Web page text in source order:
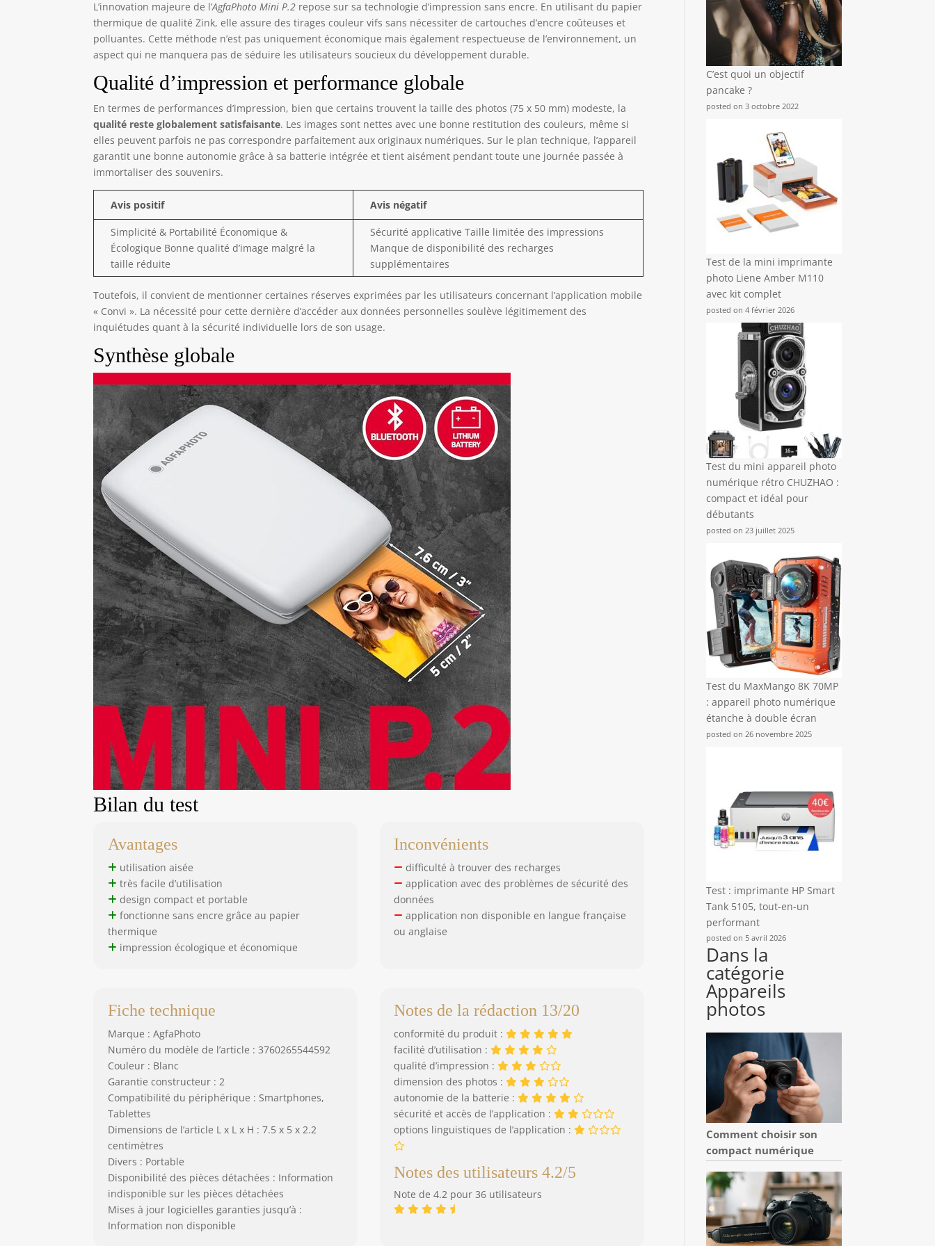
photos ne disparaîtront pas et resteront intactes avec le temps.
[Bricolez vos photos avec l'APP Liene] Vous pouvez explorer de
nombreuses fonctions sur l'application Liene, telles que
l'amélioration, les filtres, les cadres, etc. Avec amélioration et filtres,
vous pouvez changer la couleur et l’ambiance de vos photos. Avec
les cadres, vous pouvez écrire dans l'espace vide de la photo. Faites
preuve d'imagination et créez votre propre album photo avec
l'imprimante photo Liene. Remarque : les photos peuvent être
imprimées qu' à travers de l'application Liene.
L’innovation majeure de l’AgfaPhoto Mini P.2 repose sur sa technologie d’impression sans encre. En utilisant du papier
thermique de qualité Zink, elle assure des tirages couleur vifs sans nécessiter de cartouches d’encre coûteuses et
polluantes. Cette méthode n’est pas uniquement économique mais également respectueuse de l’environnement, un
aspect qui ne manquera pas de séduire les utilisateurs soucieux du développement durable.
Qualité d’impression et performance globale
En termes de performances d’impression, bien que certains trouvent la taille des photos (75 x 50 mm) modeste, la
qualité reste globalement satisfaisante. Les images sont nettes avec une bonne restitution des couleurs, même si
elles peuvent parfois ne pas correspondre parfaitement aux originaux numériques. Sur le plan technique, l’appareil
garantit une bonne autonomie grâce à sa batterie intégrée et tient aisément pendant toute une journée passée à
immortaliser des souvenirs.
Avis positif Avis négatif
Simplicité & Portabilité Économique &
Écologique Bonne qualité d’image malgré la
taille réduite
Sécurité applicative Taille limitée des impressions
Manque de disponibilité des recharges
supplémentaires
Toutefois, il convient de mentionner certaines réserves exprimées par les utilisateurs concernant l’application mobile
« Convi ». La nécessité pour cette dernière d’accéder aux données personnelles soulève légitimement des
inquiétudes quant à la sécurité individuelle lors de son usage.
Synthèse globale
Bilan du test
Avantages
utilisation aisée
très facile d’utilisation
design compact et portable
fonctionne sans encre grâce au papier
thermique
impression écologique et économique
Inconvénients
difficulté à trouver des recharges
application avec des problèmes de sécurité des
données
application non disponible en langue française
ou anglaise
Fiche technique
Marque : AgfaPhoto
Numéro du modèle de l’article : 3760265544592
Couleur : Blanc
Garantie constructeur : 2
Compatibilité du périphérique : Smartphones,
Tablettes
Dimensions de l’article L x L x H : 7.5 x 5 x 2.2
centimètres
Divers : Portable
Disponibilité des pièces détachées : Information
indisponible sur les pièces détachées
Mises à jour logicielles garanties jusqu’à :
Information non disponible
Notes de la rédaction 13/20
conformité du produit :
facilité d’utilisation :
qualité d’impression :
dimension des photos :
autonomie de la batterie :
sécurité et accès de l’application :
options linguistiques de l’application :
Notes des utilisateurs 4.2/5
Note de 4.2 pour 36 utilisateurs
C’est quoi un objectif
pancake ?
posted on 3 octobre 2022
Test de la mini imprimante
photo Liene Amber M110
avec kit complet
posted on 4 février 2026
Test du mini appareil photo
numérique rétro CHUZHAO :
compact et idéal pour
débutants
posted on 23 juillet 2025
Test du MaxMango 8K 70MP
: appareil photo numérique
étanche à double écran
posted on 26 novembre 2025
Test : imprimante HP Smart
Tank 5105, tout-en-un
performant
posted on 5 avril 2026
Dans la
catégorie
Appareils
photos
Comment choisir son
compact numérique